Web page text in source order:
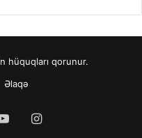
hüquqları qorunur.
Əlaqə
YouTubeInstagram